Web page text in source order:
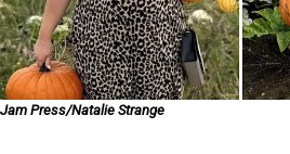
Jam Press/Natalie Strange